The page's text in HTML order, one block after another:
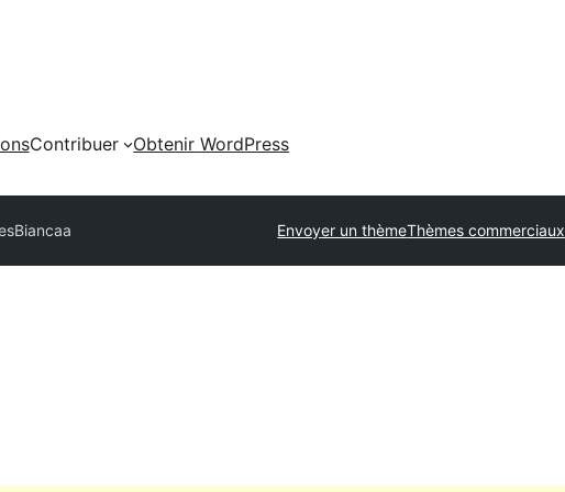
Contribuer
Obtenir WordPress
Biancaa Envoyer un thèmeThèmes commerciaux